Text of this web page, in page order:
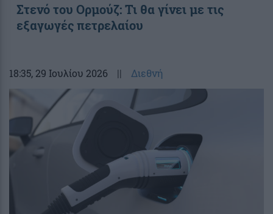
Στενό του Ορμούζ: Τι θα γίνει με τις
εξαγωγές πετρελαίου
18:35, 29 Ιουλίου 2026 || Διεθνή